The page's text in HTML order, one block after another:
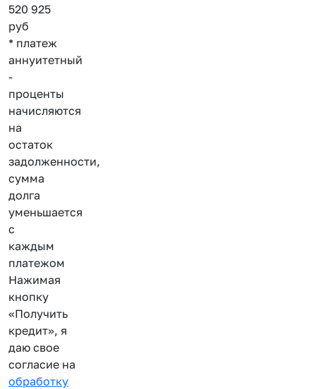
520 925
руб
* платеж
аннуитетный
-
проценты
начисляются
на
остаток
задолженности,
сумма
долга
уменьшается
с
каждым
платежом
Нажимая
кнопку
«Получить
кредит», я
даю свое
согласие на
обработку